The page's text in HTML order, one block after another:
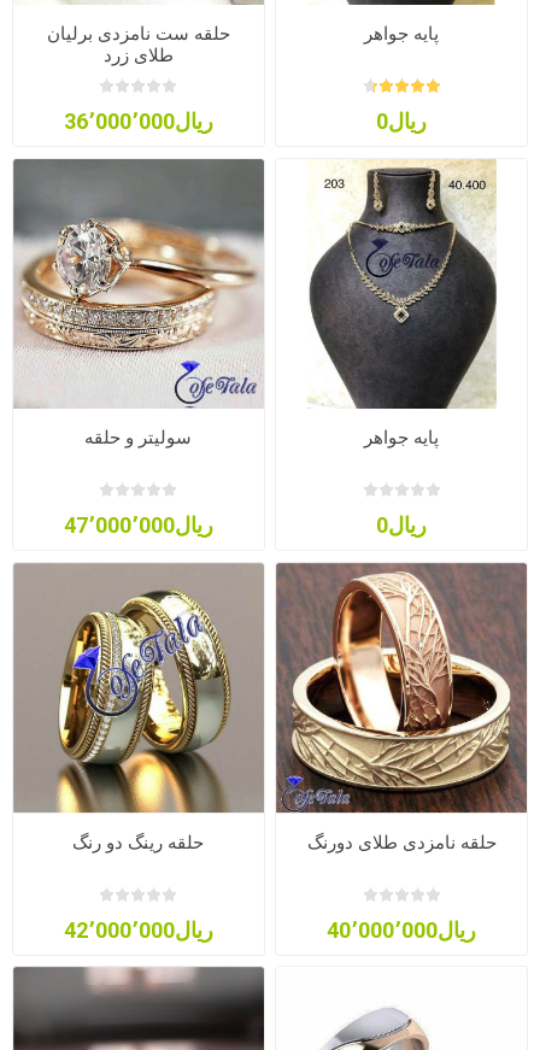
پایه جواهر
ریال0
حلقه ست نامزدی برلیان
طلای زرد
ریال36٬000٬000
پایه جواهر
ریال0
سولیتر و حلقه
ریال47٬000٬000
حلقه نامزدی طلای دورنگ
ریال40٬000٬000
حلقه رینگ دو رنگ
ریال42٬000٬000